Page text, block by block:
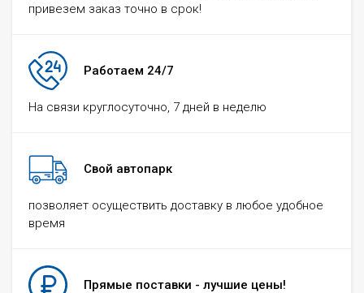
привезем заказ точно в срок!
Работаем 24/7
На связи круглосуточно, 7 дней в неделю
Свой автопарк
позволяет осуществить доставку в любое удобное
время
Прямые поставки - лучшие цены!